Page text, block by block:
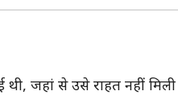
थी, जहां से उसे राहत नहीं